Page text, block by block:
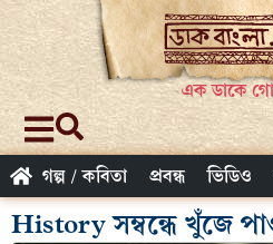
এক ডাকে
গল্প / কবিতা প্রবন্ধ ভিডিও
History সম্বন্ধে খুঁজে